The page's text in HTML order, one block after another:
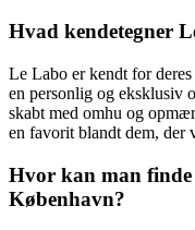
Hvad kendetegner
Le Labo er kendt for
en personlig og eksklusiv
skabt med omhu og
en favorit blandt dem,
Hvor kan man
København?